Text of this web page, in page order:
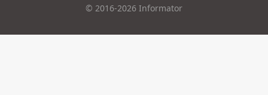
© 2016-2026 Informator